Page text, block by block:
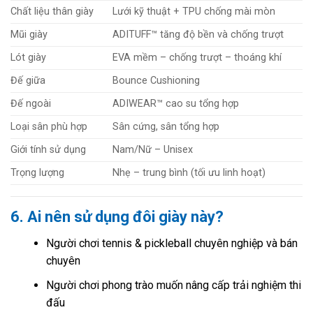
Chất liệu thân giày
Lưới kỹ thuật + TPU chống mài mòn
Mũi giày
ADITUFF™ tăng độ bền và chống trượt
Lót giày
EVA mềm – chống trượt – thoáng khí
Đế giữa
Bounce Cushioning
Đế ngoài
ADIWEAR™ cao su tổng hợp
Loại sân phù hợp
Sân cứng, sân tổng hợp
Giới tính sử dụng
Nam/Nữ – Unisex
Trọng lượng
Nhẹ – trung bình (tối ưu linh hoạt)
6. Ai nên sử dụng đôi giày này?
Người chơi tennis & pickleball chuyên nghiệp và bán
chuyên
Người chơi phong trào muốn nâng cấp trải nghiệm thi
đấu